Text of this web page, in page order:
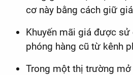
cơ này bằng cách giữ
Khuyến mãi giá được sử
phóng hàng cũ từ kênh
Trong một thị trường mở